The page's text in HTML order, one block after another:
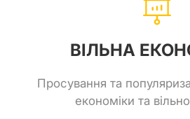
ВІЛЬНА
Просування та
економіки та